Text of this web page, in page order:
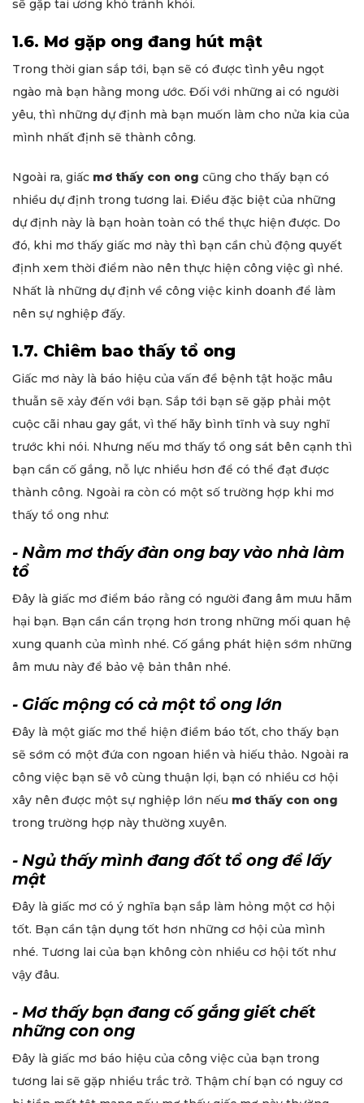
sẽ gặp tai ương khó tránh khỏi.
1.6. Mơ gặp ong đang hút mật
Trong thời gian sắp tới, bạn sẽ có được tình yêu ngọt
ngào mà bạn hằng mong ước. Đối với những ai có người
yêu, thì những dự định mà bạn muốn làm cho nửa kia của
mình nhất định sẽ thành công.
Ngoài ra, giấc mơ thấy con ong cũng cho thấy bạn có
nhiều dự định trong tương lai. Điều đặc biệt của những
dự định này là bạn hoàn toàn có thể thực hiện được. Do
đó, khi mơ thấy giấc mơ này thì bạn cần chủ động quyết
định xem thời điểm nào nên thực hiện công việc gì nhé.
Nhất là những dự định về công việc kinh doanh để làm
nên sự nghiệp đấy.
1.7. Chiêm bao thấy tổ ong
Giấc mơ này là báo hiệu của vấn đề bệnh tật hoặc mâu
thuẫn sẽ xảy đến với bạn. Sắp tới bạn sẽ gặp phải một
cuộc cãi nhau gay gắt, vì thế hãy bình tĩnh và suy nghĩ
trước khi nói. Nhưng nếu mơ thấy tổ ong sát bên cạnh thì
bạn cần cố gắng, nỗ lực nhiều hơn để có thể đạt được
thành công. Ngoài ra còn có một số trường hợp khi mơ
thấy tổ ong như:
- Nằm mơ thấy đàn ong bay vào nhà làm
tổ
Đây là giấc mơ điểm báo rằng có người đang âm mưu hãm
hại bạn. Bạn cần cẩn trọng hơn trong những mối quan hệ
xung quanh của mình nhé. Cố gắng phát hiện sớm những
âm mưu này để bảo vệ bản thân nhé.
- Giấc mộng có cả một tổ ong lớn
Đây là một giấc mơ thể hiện điềm báo tốt, cho thấy bạn
sẽ sớm có một đứa con ngoan hiền và hiếu thảo. Ngoài ra
công việc bạn sẽ vô cùng thuận lợi, bạn có nhiều cơ hội
xây nên được một sự nghiệp lớn nếu mơ thấy con ong
trong trường hợp này thường xuyên.
- Ngủ thấy mình đang đốt tổ ong để lấy
mật
Đây là giấc mơ có ý nghĩa bạn sắp làm hỏng một cơ hội
tốt. Bạn cần tận dụng tốt hơn những cơ hội của mình
nhé. Tương lai của bạn không còn nhiều cơ hội tốt như
vậy đâu.
- Mơ thấy bạn đang cố gắng giết chết
những con ong
Đây là giấc mơ báo hiệu của công việc của bạn trong
tương lai sẽ gặp nhiều trắc trở. Thậm chí bạn có nguy cơ